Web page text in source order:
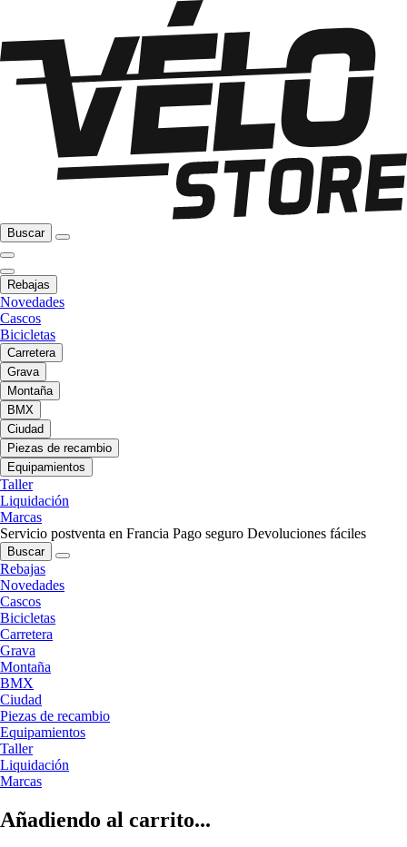
Buscar
Rebajas
Novedades
Cascos
Bicicletas
Carretera
Grava
Montaña
BMX
Ciudad
Piezas de recambio
Equipamientos
Taller
Liquidación
Marcas
Servicio postventa en Francia Pago seguro Devoluciones fáciles
Buscar
Rebajas
Novedades
Cascos
Bicicletas
Carretera
Grava
Montaña
BMX
Ciudad
Piezas de recambio
Equipamientos
Taller
Liquidación
Marcas
Añadiendo al carrito...